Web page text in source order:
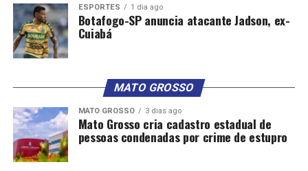
ESPORTES 1 dia ago
Botafogo-SP anuncia atacante Jadson, ex-
Cuiabá
MATO GROSSO
MATO GROSSO 3 dias ago
Mato Grosso cria cadastro estadual de
pessoas condenadas por crime de estupro